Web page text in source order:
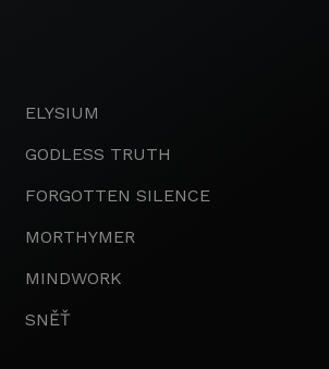
ELYSIUM
GODLESS TRUTH
FORGOTTEN SILENCE
MORTHYMER
MINDWORK
SNĚŤ